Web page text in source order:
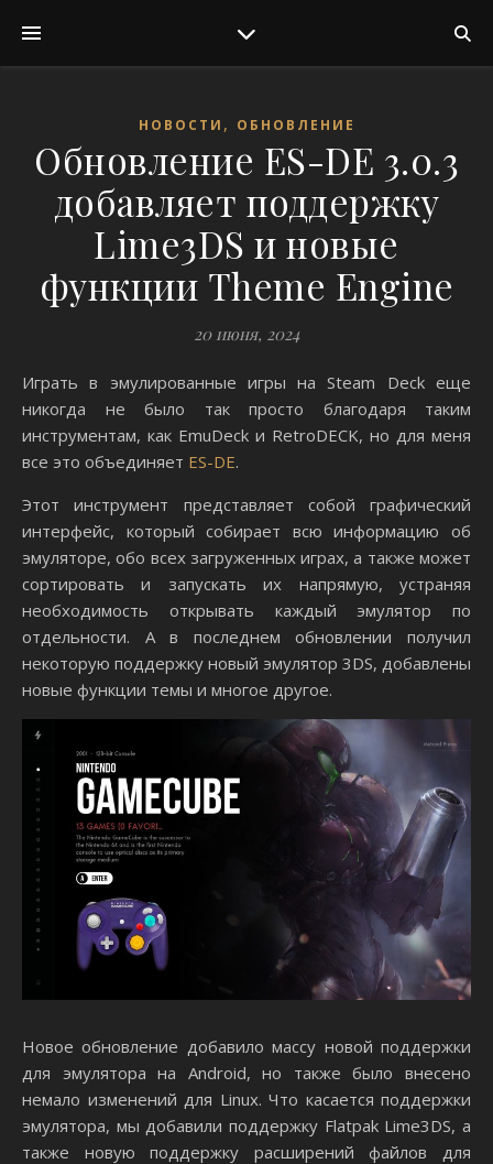
НОВОСТИ , ОБНОВЛЕНИЕ
Обновление ES-DE 3.0.3
добавляет поддержку
Lime3DS и новые
функции Theme Engine
20 июня, 2024
Играть в эмулированные игры на Steam Deck еще
никогда не было так просто благодаря таким
инструментам, как EmuDeck и RetroDECK, но для меня
все это объединяет ES-DE.
Этот инструмент представляет собой графический
интерфейс, который собирает всю информацию об
эмуляторе, обо всех загруженных играх, а также может
сортировать и запускать их напрямую, устраняя
необходимость открывать каждый эмулятор по
отдельности. А в последнем обновлении получил
некоторую поддержку новый эмулятор 3DS, добавлены
новые функции темы и многое другое.
Новое обновление добавило массу новой поддержки
для эмулятора на Android, но также было внесено
немало изменений для Linux. Что касается поддержки
эмулятора, мы добавили поддержку Flatpak Lime3DS, а
также новую поддержку расширений файлов для